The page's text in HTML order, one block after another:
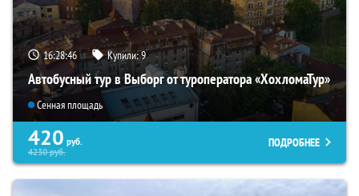
16:28:45 Купили:9
Автобусный тур в Выборг от туроператора «ХохломаТур»
Сенная площадь
420 руб.
4230руб.
ПОДРОБНЕЕ